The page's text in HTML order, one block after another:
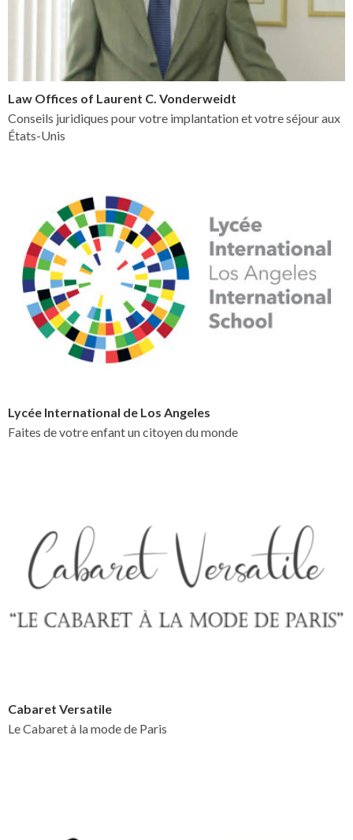
Law Offices of Laurent C. Vonderweidt
Conseils juridiques pour votre implantation et votre séjour aux
États-Unis
Lycée International de Los Angeles
Faites de votre enfant un citoyen du monde
Cabaret Versatile
Le Cabaret à la mode de Paris